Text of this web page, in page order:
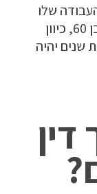
העבודה שלו
בתאונה יקבל פיצוי גבוה יותר מאדם בן 60, כיוון
שנים יהיה